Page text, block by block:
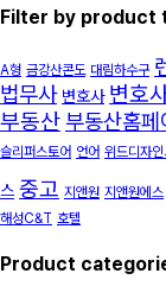
Filter by product
A형 금강산콘도 대림하수구
법무사 변호사 변호
부동산 부동산홈페
슬리퍼스토어 언어 위드디자
스 중고 지앤원 지앤원에스
해성C&T 호텔
Product